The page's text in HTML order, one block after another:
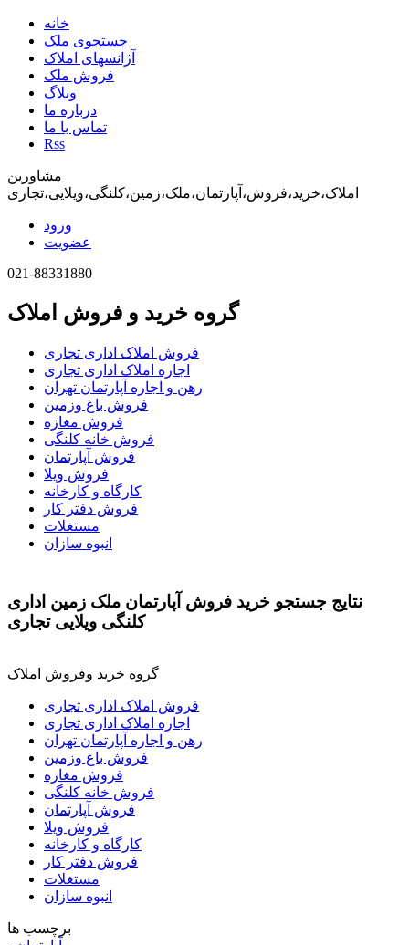
خانه
جستجوی ملک
آژانسهای املاک
فروش ملک
وبلاگ
درباره ما
تماس با ما
Rss
مشاورین
املاک،خرید،فروش،آپارتمان،ملک،زمین،کلنگی،ویلایی،تجاری
ورود
عضویت
021-88331880
گروه خرید و فروش املاک
فروش املاک اداری تجاری
اجاره املاک اداری تجاری
رهن و اجاره آپارتمان تهران
فروش باغ وزمین
فروش مغازه
فروش خانه کلنگی
فروش آپارتمان
فروش ویلا
کارگاه و کارخانه
فروش دفتر کار
مستغلات
انبوه سازان
نتايج جستجو خرید فروش آپارتمان ملک زمین اداری
کلنگی ویلایی تجاری
گروه خرید وفروش املاک
فروش املاک اداری تجاری
اجاره املاک اداری تجاری
رهن و اجاره آپارتمان تهران
فروش باغ وزمین
فروش مغازه
فروش خانه کلنگی
فروش آپارتمان
فروش ویلا
کارگاه و کارخانه
فروش دفتر کار
مستغلات
انبوه سازان
برچسب ها